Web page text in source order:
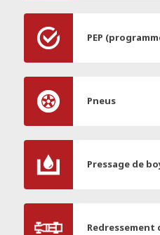
PEP
Pneus
Pressage de
Redressement